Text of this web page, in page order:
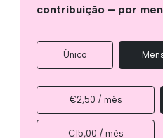
contribuição – por
Único
€2,50 / mês
€15,00 / mês